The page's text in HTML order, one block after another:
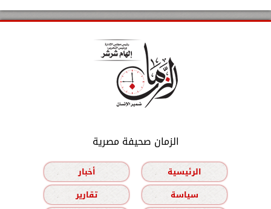
الزمان صحيفة مصرية
الرئيسية
أخبار
سياسة
تقارير